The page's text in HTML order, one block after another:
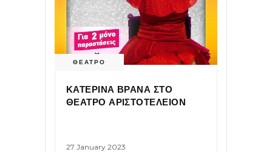
ΘΕΑΤΡΟ
ΚΑΤΕΡΙΝΑ ΒΡΑΝΑ ΣΤΟ
ΘΕΑΤΡΟ ΑΡΙΣΤΟΤΕΛΕΙΟΝ
27 January 2023